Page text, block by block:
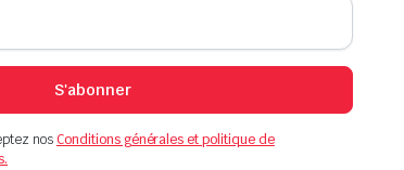
S'abonner
nosConditions générales et politique de